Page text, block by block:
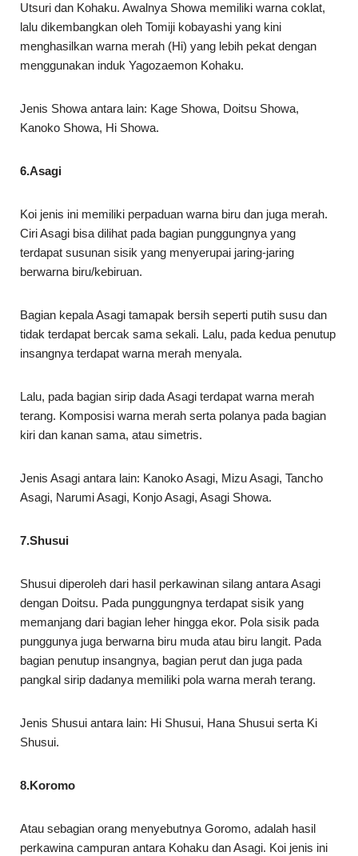
Utsuri dan Kohaku. Awalnya Showa memiliki warna coklat,
lalu dikembangkan oleh Tomiji kobayashi yang kini
menghasilkan warna merah (Hi) yang lebih pekat dengan
menggunakan induk Yagozaemon Kohaku.
Jenis Showa antara lain: Kage Showa, Doitsu Showa,
Kanoko Showa, Hi Showa.
6.Asagi
Koi jenis ini memiliki perpaduan warna biru dan juga merah.
Ciri Asagi bisa dilihat pada bagian punggungnya yang
terdapat susunan sisik yang menyerupai jaring-jaring
berwarna biru/kebiruan.
Bagian kepala Asagi tamapak bersih seperti putih susu dan
tidak terdapat bercak sama sekali. Lalu, pada kedua penutup
insangnya terdapat warna merah menyala.
Lalu, pada bagian sirip dada Asagi terdapat warna merah
terang. Komposisi warna merah serta polanya pada bagian
kiri dan kanan sama, atau simetris.
Jenis Asagi antara lain: Kanoko Asagi, Mizu Asagi, Tancho
Asagi, Narumi Asagi, Konjo Asagi, Asagi Showa.
7.Shusui
Shusui diperoleh dari hasil perkawinan silang antara Asagi
dengan Doitsu. Pada punggungnya terdapat sisik yang
memanjang dari bagian leher hingga ekor. Pola sisik pada
punggunya juga berwarna biru muda atau biru langit. Pada
bagian penutup insangnya, bagian perut dan juga pada
pangkal sirip dadanya memiliki pola warna merah terang.
Jenis Shusui antara lain: Hi Shusui, Hana Shusui serta Ki
Shusui.
8.Koromo
Atau sebagian orang menyebutnya Goromo, adalah hasil
perkawina campuran antara Kohaku dan Asagi. Koi jenis ini